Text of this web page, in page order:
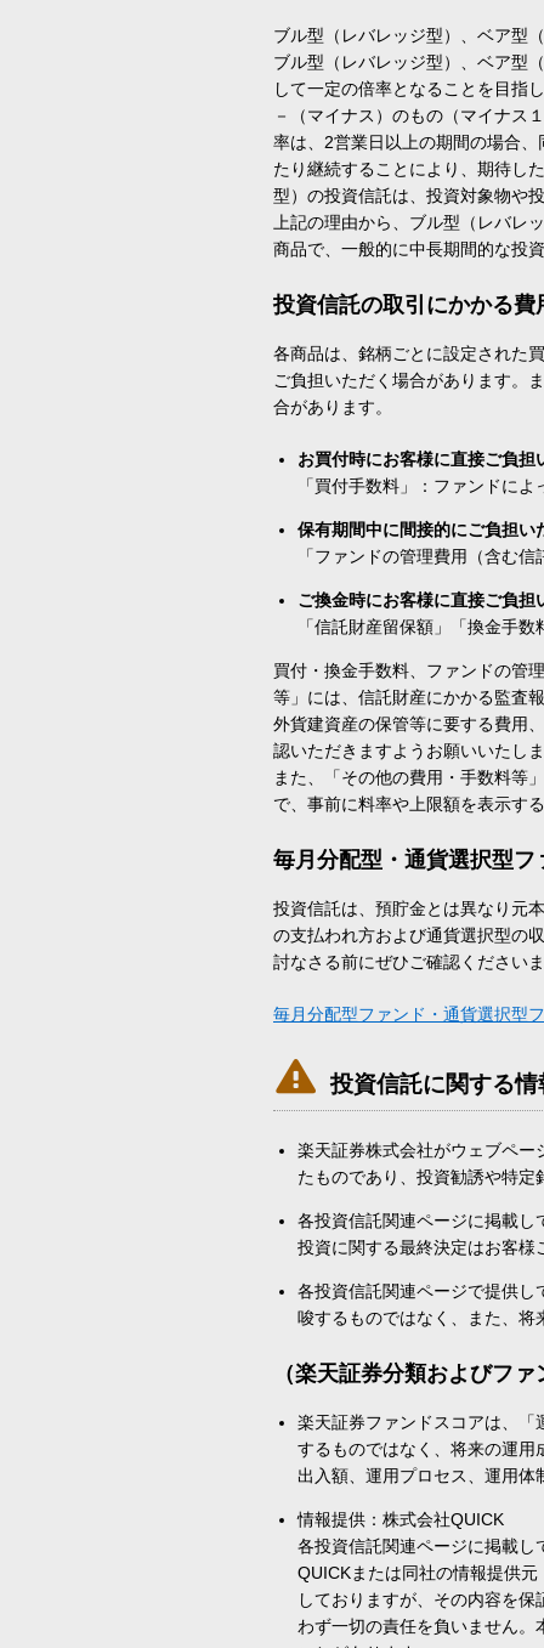
ブル型（レバレッジ型）、ベア型
ブル型（レバレッジ型）、ベア型
して一定の倍率となることを目指
－（マイナス）のもの（マイナス
率は、2営業日以上の期間の場合
たり継続することにより、期待し
型）の投資信託は、投資対象物や
上記の理由から、ブル型（レバレ
商品で、一般的に中長期間的な投
投資信託の取引にかかる費
各商品は、銘柄ごとに設定された
ご負担いただく場合があります。
合があります。
お買付時にお客様に直接ご負担
「買付手数料」：ファンドに
保有期間中に間接的にご負担い
「ファンドの管理費用（含む
ご換金時にお客様に直接ご負担
「信託財産留保額」「換金手
買付・換金手数料、ファンドの管
等」には、信託財産にかかる監査
外貨建資産の保管等に要する費用
認いただきますようお願いいたし
また、「その他の費用・手数料等
で、事前に料率や上限額を表示す
毎月分配型・通貨選択型
投資信託は、預貯金とは異なり元
の支払われ方および通貨選択型の
討なさる前にぜひご確認ください
毎月分配型ファンド・通貨選択型
 投資信託に関する
楽天証券株式会社がウェブペ
たものであり、投資勧誘や特
各投資信託関連ページに掲載
投資に関する最終決定はお客
各投資信託関連ページで提供
唆するものではなく、また、
（楽天証券分類およびフ
楽天証券ファンドスコアは、
するものではなく、将来の運
出入額、運用プロセス、運用
情報提供：株式会社QUICK
各投資信託関連ページに掲載
QUICKまたは同社の情報提供
しておりますが、その内容を
わず一切の責任を負いません